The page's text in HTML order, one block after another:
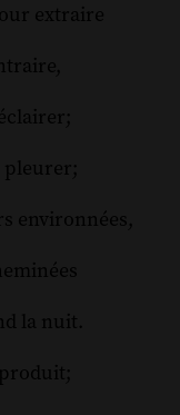
extraire
pleurer;
environnées,
la nuit.